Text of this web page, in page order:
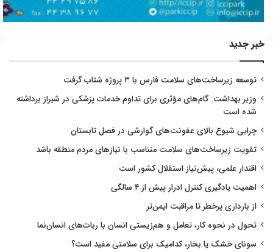
خبر جدید
توسعه زیرساخت‌های سلامت فارس با ۳ پروژه شتاب گرفت
وزیر بهداشت: گام‌های مؤثری برای تداوم خدمات پزشکی در شیراز برداشته
شده است
چرایی شیوع بالای عفونت‌های گوارشی در فصل تابستان
تقویت زیرساخت‌های سلامت متناسب با نیازهای مردم منطقه باشد
اقتدار علمی، پیش‌نیاز استقلال کشور است
اهمیت یادگیری کنترل ادرار پیش از ۴ سالگی
از بارداری پرخطر تا مراقبت ایمن‌تر
تحول در نحوه کار، تعامل و هم‌زیستی انسان با ربات‌های انسان‌نما
سونای خشک یا بخار، کدامیک برای سلامتی مفید است؟